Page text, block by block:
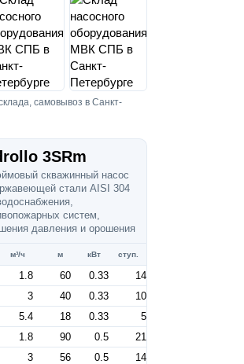
самовывоз в Санкт-
3SRm
скважинный насос
стали AISI 304
систем,
давления и орошения
м³/ч м кВт ступ.
1.8 60 0.33
14
3 40 0.33
10
5.4 18 0.33
5
1.8 90 0.5
21
3 56 0.5
14